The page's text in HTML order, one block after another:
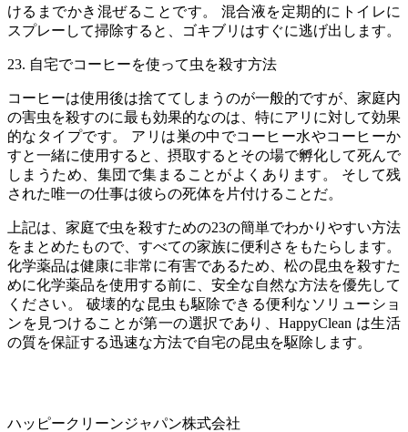
けるまでかき混ぜることです。 混合液を定期的にトイレに
スプレーして掃除すると、ゴキブリはすぐに逃げ出します。
23. 自宅でコーヒーを使って虫を殺す方法
コーヒーは使用後は捨ててしまうのが一般的ですが、家庭内
の害虫を殺すのに最も効果的なのは、特にアリに対して効果
的なタイプです。 アリは巣の中でコーヒー水やコーヒーか
すと一緒に使用すると、摂取するとその場で孵化して死んで
しまうため、集団で集まることがよくあります。 そして残
された唯一の仕事は彼らの死体を片付けることだ。
上記は、家庭で虫を殺すための23の簡単でわかりやすい方法
をまとめたもので、すべての家族に便利さをもたらします。
化学薬品は健康に非常に有害であるため、松の昆虫を殺すた
めに化学薬品を使用する前に、安全な自然な方法を優先して
ください。 破壊的な昆虫も駆除できる便利なソリューショ
ンを見つけることが第一の選択であり、HappyClean は生活
の質を保証する迅速な方法で自宅の昆虫を駆除します。
ハッピークリーンジャパン株式会社